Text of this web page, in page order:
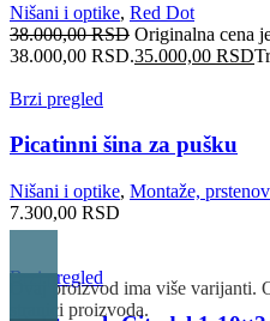
Nišani i optike, Red Dot
38.000,00RSD Originalna cena
38.000,00 RSD.35.000,00 RSD
Brzi pregled
Ovaj proizvod ima više varijanti.
stranici proizvoda.
Picatinni šina za pušku
Nišani i optike, Montaže,
7.300,00 RSD
Brzi pregled